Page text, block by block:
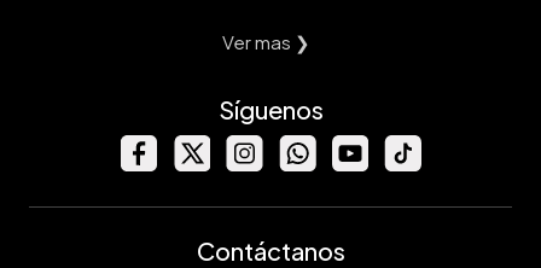
Ver mas ❯
Síguenos
Contáctanos